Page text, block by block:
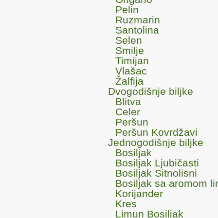
Pelin
Ruzmarin
Santolina
Selen
Smilje
Timijan
Vlašac
Žalfija
Dvogodišnje biljke
Blitva
Celer
Peršun
Peršun Kovrdžavi
Jednogodišnje biljke
Bosiljak
Bosiljak Ljubičasti
Bosiljak Sitnolisni
Bosiljak sa aromom
Korijander
Kres
Limun Bosiljak